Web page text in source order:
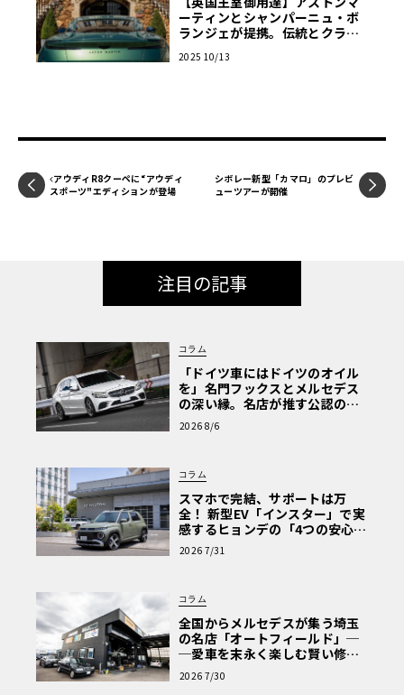
ーティンとシャンパーニュ・ボ
ランジェが提携。伝統とクラフ
章へ
2025 10/13
アウディR8クーペに“アウディ
スポーツ"エディションが登場
シボレー新型「カマロ」のプレビ
ューツアーが開催
注目の記事
コラム
「ドイツ車にはドイツのオイル
を」名門フックスとメルセデス
の深い縁。名店が推す公認の安
心と、Cクラスで味わうシルキー
な走り〈PR〉
2026 8/6
コラム
スマホで完結、サポートは万
全！ 新型EV「インスター」で実
感するヒョンデの「4つの安心」
【第1回・ヒョンデ6つの疑問：
Why? Hyundai?】〈PR〉
2026 7/31
コラム
全国からメルセデスが集う埼玉
の名店「オートフィールド」─
─愛車を末永く楽しむ賢い修理
術と、プロがフックス製オイル
を選ぶ理由〈PR〉
2026 7/30